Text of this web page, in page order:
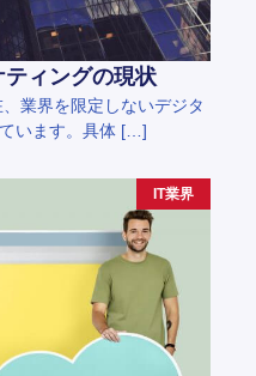
ィングの現状
業界を限定しないデジタ
います。具体 […]
IT業界